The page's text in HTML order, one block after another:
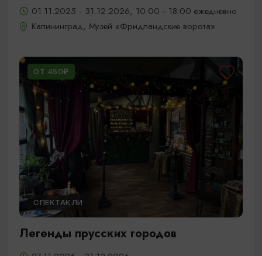
01.11.2025 - 31.12.2026, 10:00 - 18:00 ежедневно
Калининград, Музей «Фридландские ворота»
ОТ 450₽
СПЕКТАКЛИ
Легенды прусских городов